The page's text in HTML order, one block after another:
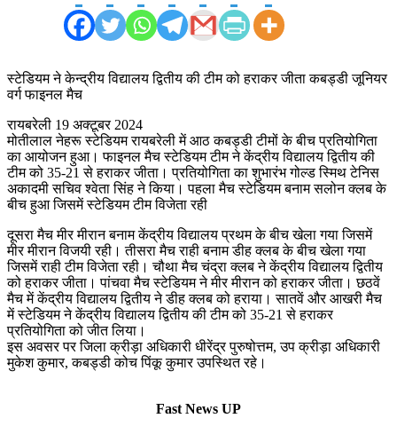
स्टेडियम ने केन्द्रीय विद्यालय द्वितीय की टीम को हराकर जीता कबड्डी जूनियर
वर्ग फाइनल मैच
रायबरेली 19 अक्टूबर 2024
मोतीलाल नेहरू स्टेडियम रायबरेली में आठ कबड्डी टीमों के बीच प्रतियोगिता
का आयोजन हुआ। फाइनल मैच स्टेडियम टीम ने केंद्रीय विद्यालय द्वितीय की
टीम को 35-21 से हराकर जीता। प्रतियोगिता का शुभारंभ गोल्ड स्मिथ टेनिस
अकादमी सचिव श्वेता सिंह ने किया। पहला मैच स्टेडियम बनाम सलोन क्लब के
बीच हुआ जिसमें स्टेडियम टीम विजेता रही
दूसरा मैच मीर मीरान बनाम केंद्रीय विद्यालय प्रथम के बीच खेला गया जिसमें
मीर मीरान विजयी रही। तीसरा मैच राही बनाम डीह क्लब के बीच खेला गया
जिसमें राही टीम विजेता रही। चौथा मैच चंद्रा क्लब ने केंद्रीय विद्यालय द्वितीय
को हराकर जीता। पांचवा मैच स्टेडियम ने मीर मीरान को हराकर जीता। छठवें
मैच में केंद्रीय विद्यालय द्वितीय ने डीह क्लब को हराया। सातवें और आखरी मैच
में स्टेडियम ने केंद्रीय विद्यालय द्वितीय की टीम को 35-21 से हराकर
प्रतियोगिता को जीत लिया।
इस अवसर पर जिला क्रीड़ा अधिकारी धीरेंद्र पुरुषोत्तम, उप क्रीड़ा अधिकारी
मुकेश कुमार, कबड्डी कोच पिंकू कुमार उपस्थित रहे।
Fast News UP